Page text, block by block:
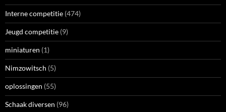
Interne competitie (474)
Jeugd competitie (9)
miniaturen (1)
Nimzowitsch (5)
oplossingen (55)
Schaak diversen (96)